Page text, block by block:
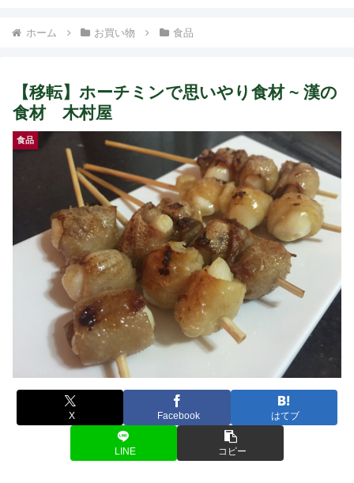
ホーム お買い物 食品
【移転】ホーチミンで思いやり食材 ~ 漢の
食材 木村屋
食品
X Facebook はてブ
LINE コピー